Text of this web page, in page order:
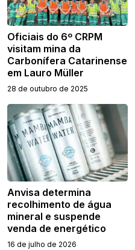
Oficiais do 6º CRPM
visitam mina da
Carbonífera Catarinense
em Lauro Müller
28 de outubro de 2025
Anvisa determina
recolhimento de água
mineral e suspende
venda de energético
16 de julho de 2026